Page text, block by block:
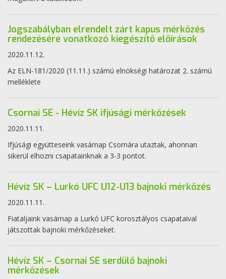
Jogszabályban elrendelt zárt kapus mérkőzés
rendezésére vonatkozó kiegészítő előírások
2020.11.12.
Az ELN-181/2020 (11.11.) számú elnökségi határozat 2. számú
melléklete
Csornai SE - Hévíz SK ifjúsági mérkőzések
2020.11.11.
Ifjúsági együtteseink vasárnap Csornára utaztak, ahonnan
sikerül elhozni csapatainknak a 3-3 pontot.
Hévíz SK – Lurkó UFC U12-U13 bajnoki mérkőzés
2020.11.11.
Fiataljaink vasárnap a Lurkó UFC korosztályos csapataival
játszottak bajnoki mérkőzéseket.
Hévíz SK – Csornai SE serdülő bajnoki
mérkőzések